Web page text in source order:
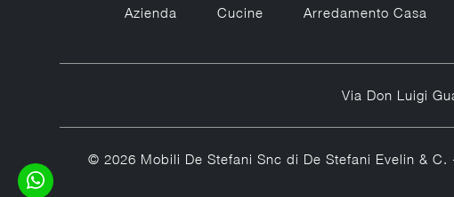
Azienda Cucine Arredamento Casa
Via Don Luigi
© 2026 Mobili De Stefani Snc di De Stefani Evelin & C.